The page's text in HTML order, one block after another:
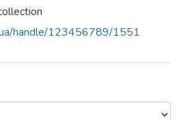
handle/123456789/1551